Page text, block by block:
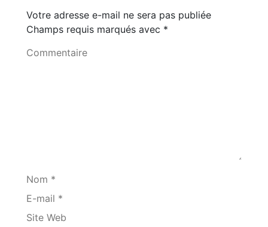
Votre adresse e-mail ne sera pas publiée
Champs requis marqués avec *
Commentaire
Nom *
E-mail *
Site Web